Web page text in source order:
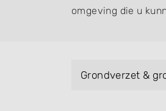
omgeving die u
Grondverzet &